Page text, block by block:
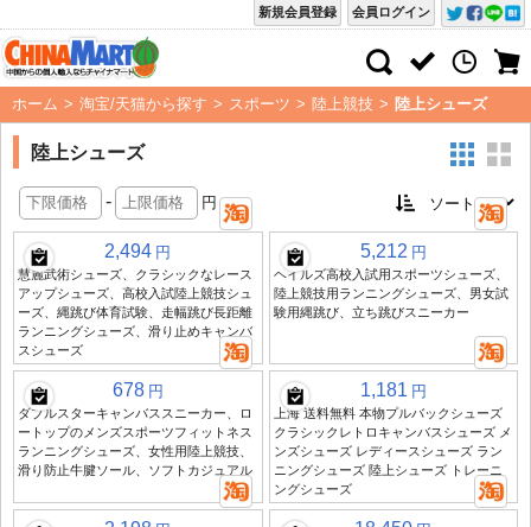
会員ログイン
新規会員登録
ホーム > 淘宝/天猫から探す > スポーツ > 陸上競技 > 陸上シューズ
陸上シューズ
- 円
2,494 円
慧麗武術シューズ、クラシックなレース
アップシューズ、高校入試陸上競技シュ
ーズ、縄跳び体育試験、走幅跳び長距離
ランニングシューズ、滑り止めキャンバ
スシューズ
5,212 円
ヘイルズ高校入試用スポーツシューズ、
陸上競技用ランニングシューズ、男女試
験用縄跳び、立ち跳びスニーカー
678 円
ダブルスターキャンバススニーカー、ロ
ートップのメンズスポーツフィットネス
ランニングシューズ、女性用陸上競技、
滑り防止牛腱ソール、ソフトカジュアル
1,181 円
上海 送料無料 本物プルバックシューズ
クラシックレトロキャンバスシューズ メ
ンズシューズ レディースシューズ ラン
ニングシューズ 陸上シューズ トレーニ
ングシューズ